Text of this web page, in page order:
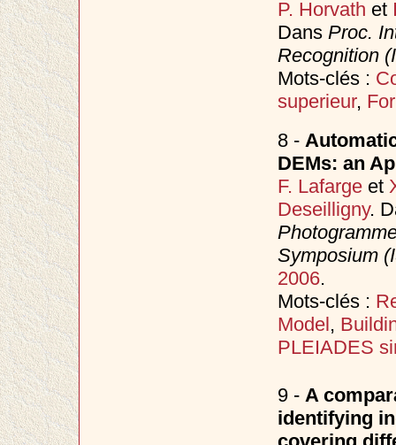
P. Horvath et
Dans Proc.
Recognition
Mots-clés :
superieur,
8 -
DEMs: an
F. Lafargeet
Deseilligny.
Symposium
2006.
Mots-clés :
Model,
PLEIADES
9 - A
identifying